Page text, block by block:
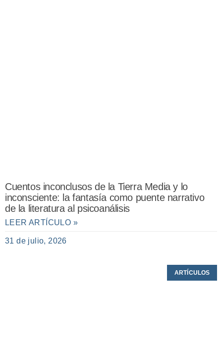
Cuentos inconclusos de la Tierra Media y lo
inconsciente: la fantasía como puente narrativo
de la literatura al psicoanálisis
LEER ARTÍCULO »
31 de julio, 2026
ARTÍCULOS